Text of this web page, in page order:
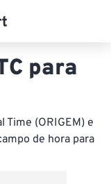
para
Time (ORIGEM) e
de hora para